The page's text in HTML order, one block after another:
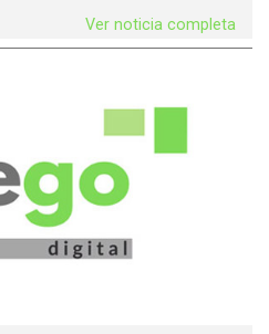
Ver noticia completa